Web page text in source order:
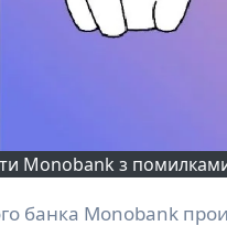
Monobank з